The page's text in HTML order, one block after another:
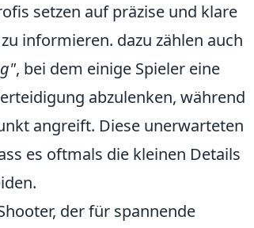
setzen auf präzise und klare
informieren. dazu zählen auch
, bei dem einige Spieler eine
abzulenken, während
angreift. Diese unerwarteten
es oftmals die kleinen Details
der für spannende